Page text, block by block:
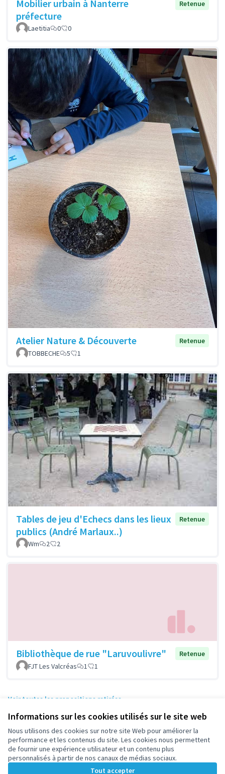
Informations sur les cookies utilisés sur le site web
Nous utilisons des cookies sur notre site Web pour améliorer la
performance et les contenus du site. Les cookies nous permettent
de fournir une expérience utilisateur et un contenu plus
personnalisés à partir de nos canaux de médias sociaux.
Tout accepter
Mobilier urbain à Nanterre
préfecture
Retenue
Laetitia 0 0
Atelier Nature & Découverte
Retenue
TOBBECHE
5 1
Tables de jeu d'Echecs dans les lieux
publics (André Marlaux..)
Retenue
Wm 2 2
Bibliothèque de rue "Laruvoulivre"
Retenue
FJT Les Valcréas
1 1
Voir toutes les propositions retirées
Conditions d'utilisation
Paramètres des cookies
participez.nanterre.fr sur X
(Lien externe)
participez.nanterre.fr sur Facebook
participez.nanterre.fr sur Instagram
participez.nanterre.fr sur YouTube
(Lien externe)
participez.nanterre.fr sur GitHub
(Lien externe)